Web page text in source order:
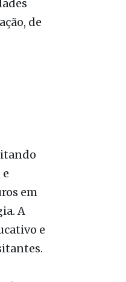
pelo
sua
de
em
A